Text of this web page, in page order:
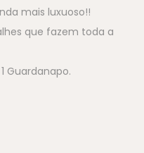
mais luxuoso!!
que fazem toda a
Guardanapo.